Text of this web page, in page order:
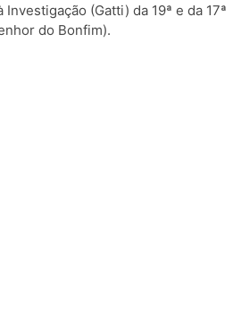
(Gatti) da 19ª e da 17ª
do Bonfim).